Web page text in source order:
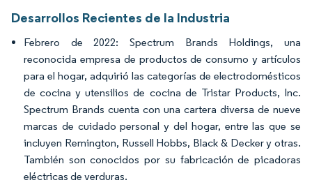
Desarrollos Recientes de la Industria
Febrero de 2022: Spectrum Brands Holdings, una
reconocida empresa de productos de consumo y artículos
para el hogar, adquirió las categorías de electrodomésticos
de cocina y utensilios de cocina de Tristar Products, Inc.
Spectrum Brands cuenta con una cartera diversa de nueve
marcas de cuidado personal y del hogar, entre las que se
incluyen Remington, Russell Hobbs, Black & Decker y otras.
También son conocidos por su fabricación de picadoras
eléctricas de verduras.